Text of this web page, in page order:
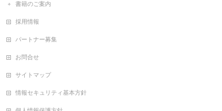
書籍のご案内
採用情報
パートナー募集
お問合せ
サイトマップ
情報セキュリティ基本方針